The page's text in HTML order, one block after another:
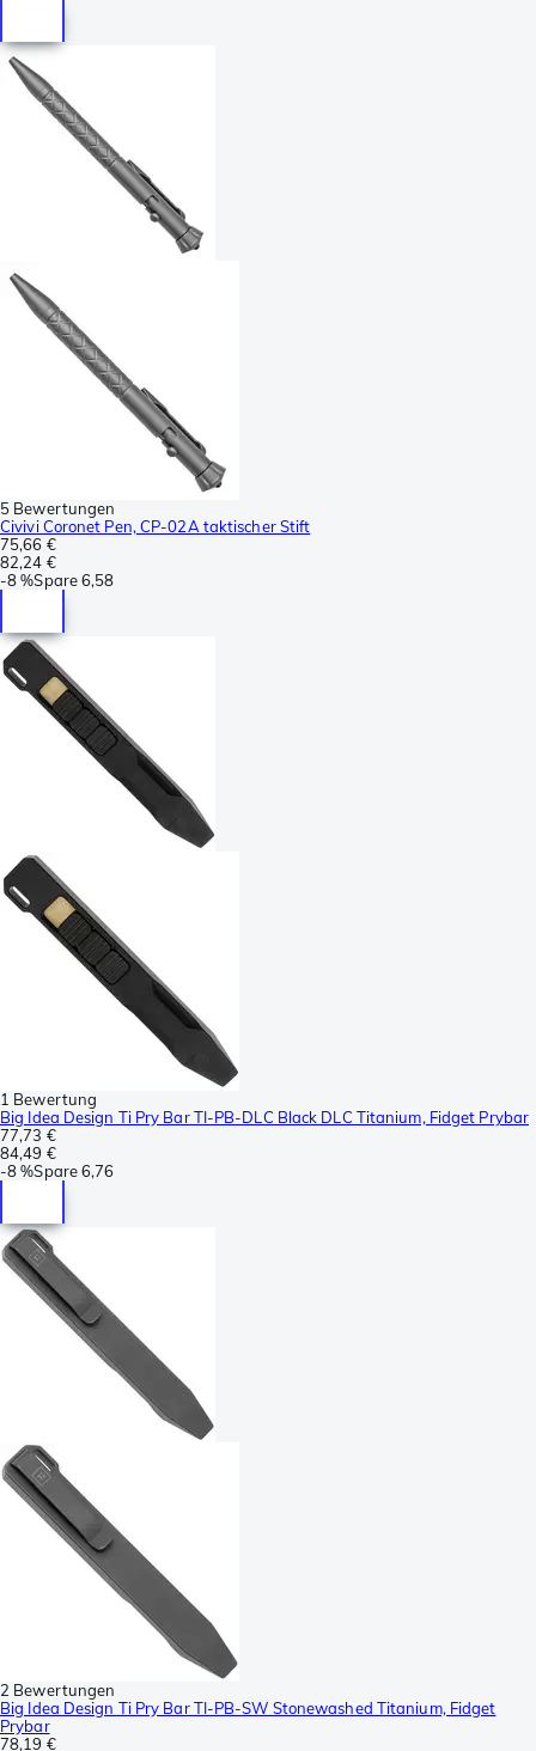
5 Bewertungen
Civivi Coronet Pen, CP-02A taktischer Stift
75,66 €
82,24 €
-8 %Spare6,58
1 Bewertung
Big Idea Design Ti Pry Bar TI-PB-DLC Black DLC Titanium, Fidget Prybar
77,73 €
84,49 €
-8 %Spare6,76
2 Bewertungen
Big Idea Design Ti Pry Bar TI-PB-SW Stonewashed Titanium, Fidget
Prybar
78,19 €